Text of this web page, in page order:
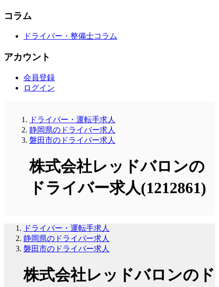
コラム
ドライバー・整備士コラム
アカウント
会員登録
ログイン
ドライバー・運転手求人
静岡県のドライバー求人
磐田市のドライバー求人
株式会社レッドバロンの
ドライバー求人(1212861)
ドライバー・運転手求人
静岡県のドライバー求人
磐田市のドライバー求人
株式会社レッドバロンのド